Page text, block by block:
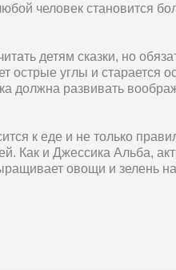
человек становится
детям сказки, но
острые углы и старается
должна развивать
к еде и не только
Как и Джессика Альба,
овощи и зелень